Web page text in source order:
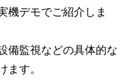
機デモでご紹介しま
備監視などの具体的な
ます。